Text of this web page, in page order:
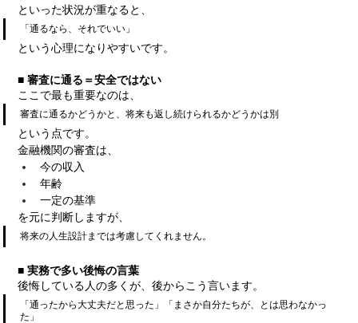
といった状況が重なると、
「通るなら、それでいい」
という心理になりやすいです。
■ 審査に通る＝安全ではない
ここで最も重要なのは、
審査に通るかどうかと、将来も返し続けられるかどうかは別
という点です。
金融機関の審査は、
今の収入
年齢
一定の基準
を元に判断しますが、
将来の人生設計までは考慮してくれません。
■ 実務で多い後悔の言葉
後悔している人の多くが、後からこう言います。
「通ったから大丈夫だと思った」「まさか自分たちが、とは思わなかっ
た」